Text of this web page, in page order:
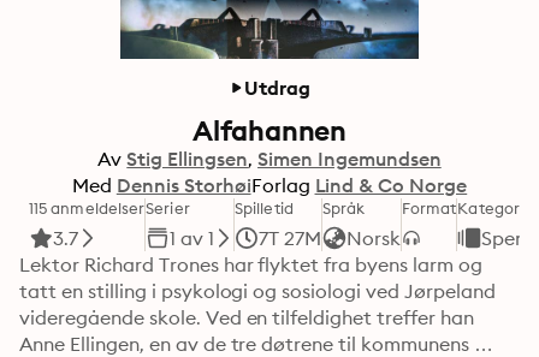
Utdrag
Alfahannen
Av Stig Ellingsen Simen Ingemundsen
Med Dennis StorhøiForlag Lind & Co Norge
115 anmeldelser
3.7
Serier
1 av 1
Spilletid
7T 27M
Språk
Norsk
FormatKategori
Lektor Richard Trones har flyktet fra byens larm og
tatt en stilling i psykologi og sosiologi ved Jørpeland
videregående skole. Ved en tilfeldighet treffer han
Anne Ellingen, en av de tre døtrene til kommunens